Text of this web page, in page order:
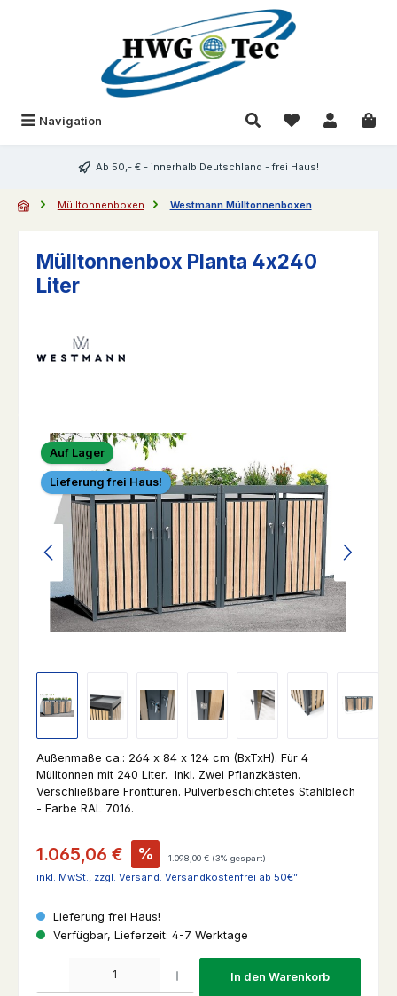
Navigation Du hast 0
Ab 50,- € - innerhalb Deutschland - frei Haus!
Mülltonnenboxen Westmann Mülltonnenboxen
Mülltonnenbox Planta 4x240
Liter
Bildergalerie überspringen
Auf Lager
Lieferung frei Haus!
Außenmaße ca.: 264 x 84 x 124 cm (BxTxH). Für 4
Mülltonnen mit 240 Liter. Inkl. Zwei Pflanzkästen.
Verschließbare Fronttüren. Pulverbeschichtetes Stahlblech
- Farbe RAL 7016.
Verkaufspreis:
1.065,06 € % Regulärer Preis:
1.098,00 € (3% gespart)
inkl. MwSt., zzgl. Versand. Versandkostenfrei ab 50€”
Lieferung frei Haus!
Verfügbar, Lieferzeit: 4-7 Werktage
Produkt Anzahl: Gib den gewünschten Wert ein oder benutze die
In den Warenkorb